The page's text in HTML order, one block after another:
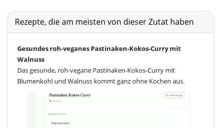
Rezepte, die am meisten von dieser Zutat haben
Gesundes roh-veganes Pastinaken-Kokos-Curry mit
Walnuss
Das gesunde, roh-vegane Pastinaken-Kokos-Curry mit
Blumenkohl und Walnuss kommt ganz ohne Kochen aus.